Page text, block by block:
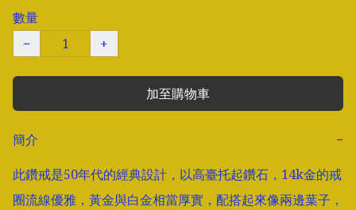
數量
−
+
加至購物車
簡介
−
此鑽戒是50年代的經典設計，以高臺托起鑽石，14k金的戒
圈流線優雅，黃金與白金相當厚實，配搭起來像兩邊葉子，